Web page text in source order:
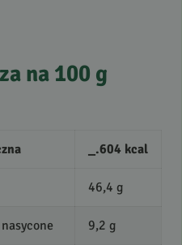
na 100 g
_.604 kcal
46,4 g
9,2 g